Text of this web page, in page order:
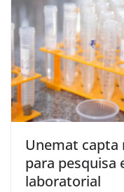
Unemat capta
para
laboratorial